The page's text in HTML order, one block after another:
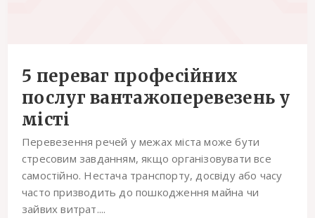
5 переваг професійних
послуг вантажоперевезень у
місті
Перевезення речей у межах міста може бути
стресовим завданням, якщо організовувати все
самостійно. Нестача транспорту, досвіду або часу
часто призводить до пошкодження майна чи
зайвих витрат....